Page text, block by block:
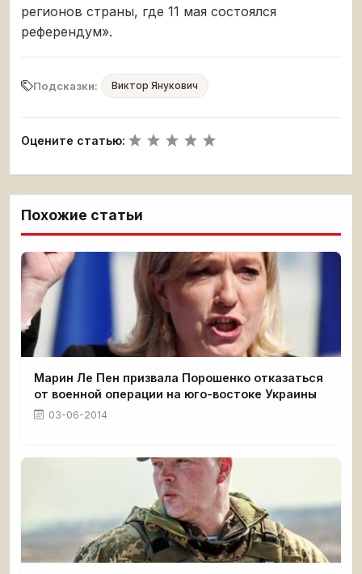
регионов страны, где 11 мая состоялся
референдум».
Подсказки: Виктор Янукович
Оцените статью:
Похожие статьи
Марин Ле Пен призвала Порошенко отказаться
от военной операции на юго-востоке Украины
03-06-2014